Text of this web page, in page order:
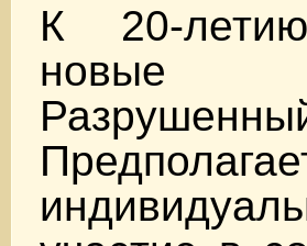
К 20-
новые